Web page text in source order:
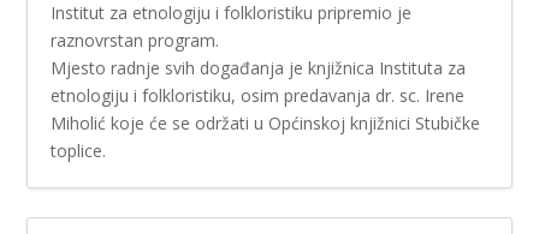
Institut za etnologiju i folkloristiku pripremio je
raznovrstan program.
Mjesto radnje svih događanja je knjižnica Instituta za
etnologiju i folkloristiku, osim predavanja dr. sc. Irene
Miholić koje će se održati u Općinskoj knjižnici Stubičke
toplice.